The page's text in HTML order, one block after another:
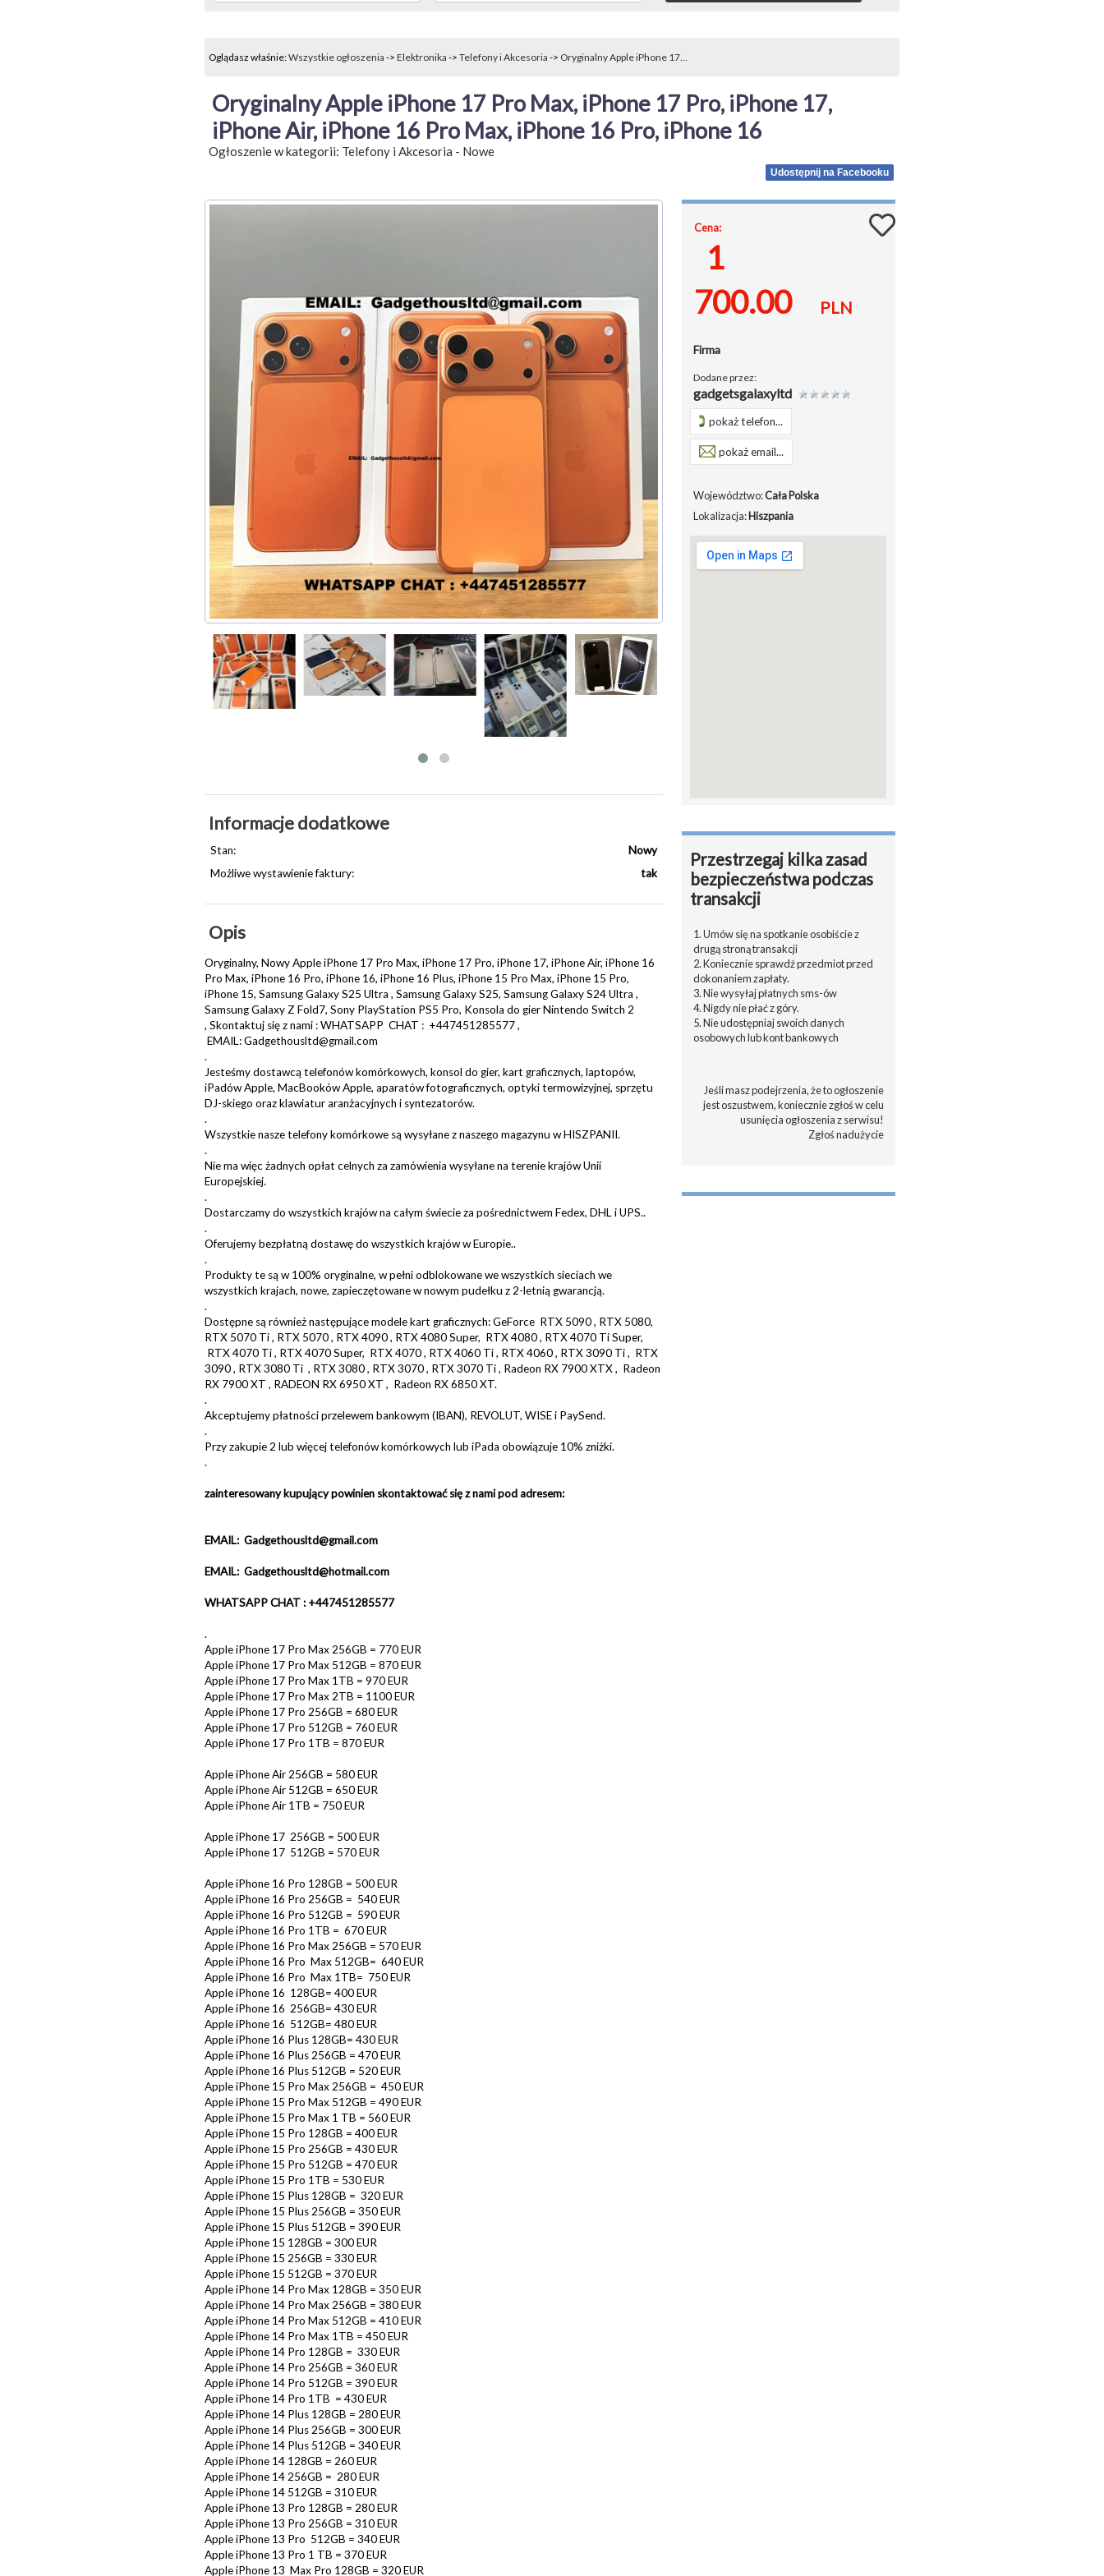
Oglądasz właśnie:Wszystkie ogłoszenia -> Elektronika -> Telefony i Akcesoria -> Oryginalny Apple iPhone 17...
Oryginalny Apple iPhone 17 Pro Max, iPhone 17 Pro, iPhone 17,
iPhone Air, iPhone 16 Pro Max, iPhone 16 Pro, iPhone 16
Ogłoszenie w kategorii: Telefony i Akcesoria - Nowe
Udostępnij na Facebooku
Informacje dodatkowe
Stan:
Nowy
Możliwe wystawienie faktury:
tak
Opis
Oryginalny, Nowy Apple iPhone 17 Pro Max, iPhone 17 Pro, iPhone 17, iPhone Air, iPhone 16
Pro Max, iPhone 16 Pro, iPhone 16, iPhone 16 Plus, iPhone 15 Pro Max, iPhone 15 Pro,
iPhone 15, Samsung Galaxy S25 Ultra , Samsung Galaxy S25, Samsung Galaxy S24 Ultra ,
Samsung Galaxy Z Fold7, Sony PlayStation PS5 Pro, Konsola do gier Nintendo Switch 2
, Skontaktuj się z nami : WHATSAPP CHAT : +447451285577 ,
EMAIL: Gadgethousltd@gmail.com
.
Jesteśmy dostawcą telefonów komórkowych, konsol do gier, kart graficznych, laptopów,
iPadów Apple, MacBooków Apple, aparatów fotograficznych, optyki termowizyjnej, sprzętu
DJ-skiego oraz klawiatur aranżacyjnych i syntezatorów.
.
Wszystkie nasze telefony komórkowe są wysyłane z naszego magazynu w HISZPANII.
.
Nie ma więc żadnych opłat celnych za zamówienia wysyłane na terenie krajów Unii
Europejskiej.
.
Dostarczamy do wszystkich krajów na całym świecie za pośrednictwem Fedex, DHL i UPS..
.
Oferujemy bezpłatną dostawę do wszystkich krajów w Europie..
.
Produkty te są w 100% oryginalne, w pełni odblokowane we wszystkich sieciach we
wszystkich krajach, nowe, zapieczętowane w nowym pudełku z 2-letnią gwarancją.
.
Dostępne są również następujące modele kart graficznych: GeForce RTX 5090 , RTX 5080,
RTX 5070 Ti , RTX 5070 , RTX 4090 , RTX 4080 Super, RTX 4080 , RTX 4070 Ti Super,
RTX 4070 Ti , RTX 4070 Super, RTX 4070 , RTX 4060 Ti , RTX 4060 , RTX 3090 Ti , RTX
3090 , RTX 3080 Ti , RTX 3080 , RTX 3070 , RTX 3070 Ti , Radeon RX 7900 XTX , Radeon
RX 7900 XT , RADEON RX 6950 XT , Radeon RX 6850 XT.
.
Akceptujemy płatności przelewem bankowym (IBAN), REVOLUT, WISE i PaySend.
.
Przy zakupie 2 lub więcej telefonów komórkowych lub iPada obowiązuje 10% zniżki.
.
zainteresowany kupujący powinien skontaktować się z nami pod adresem:
EMAIL: Gadgethousltd@gmail.com
EMAIL: Gadgethousltd@hotmail.com
WHATSAPP CHAT : +447451285577
.
Apple iPhone 17 Pro Max 256GB = 770 EUR
Apple iPhone 17 Pro Max 512GB = 870 EUR
Apple iPhone 17 Pro Max 1TB = 970 EUR
Apple iPhone 17 Pro Max 2TB = 1100 EUR
Apple iPhone 17 Pro 256GB = 680 EUR
Apple iPhone 17 Pro 512GB = 760 EUR
Apple iPhone 17 Pro 1TB = 870 EUR
Apple iPhone Air 256GB = 580 EUR
Apple iPhone Air 512GB = 650 EUR
Apple iPhone Air 1TB = 750 EUR
Apple iPhone 17 256GB = 500 EUR
Apple iPhone 17 512GB = 570 EUR
Apple iPhone 16 Pro 128GB = 500 EUR
Apple iPhone 16 Pro 256GB = 540 EUR
Apple iPhone 16 Pro 512GB = 590 EUR
Apple iPhone 16 Pro 1TB = 670 EUR
Apple iPhone 16 Pro Max 256GB = 570 EUR
Apple iPhone 16 Pro Max 512GB= 640 EUR
Apple iPhone 16 Pro Max 1TB= 750 EUR
Apple iPhone 16 128GB= 400 EUR
Apple iPhone 16 256GB= 430 EUR
Apple iPhone 16 512GB= 480 EUR
Apple iPhone 16 Plus 128GB= 430 EUR
Apple iPhone 16 Plus 256GB = 470 EUR
Apple iPhone 16 Plus 512GB = 520 EUR
Apple iPhone 15 Pro Max 256GB = 450 EUR
Apple iPhone 15 Pro Max 512GB = 490 EUR
Apple iPhone 15 Pro Max 1 TB = 560 EUR
Apple iPhone 15 Pro 128GB = 400 EUR
Apple iPhone 15 Pro 256GB = 430 EUR
Apple iPhone 15 Pro 512GB = 470 EUR
Apple iPhone 15 Pro 1TB = 530 EUR
Apple iPhone 15 Plus 128GB = 320 EUR
Apple iPhone 15 Plus 256GB = 350 EUR
Apple iPhone 15 Plus 512GB = 390 EUR
Apple iPhone 15 128GB = 300 EUR
Apple iPhone 15 256GB = 330 EUR
Apple iPhone 15 512GB = 370 EUR
Apple iPhone 14 Pro Max 128GB = 350 EUR
Apple iPhone 14 Pro Max 256GB = 380 EUR
Apple iPhone 14 Pro Max 512GB = 410 EUR
Apple iPhone 14 Pro Max 1TB = 450 EUR
Apple iPhone 14 Pro 128GB = 330 EUR
Apple iPhone 14 Pro 256GB = 360 EUR
Apple iPhone 14 Pro 512GB = 390 EUR
Apple iPhone 14 Pro 1TB = 430 EUR
Apple iPhone 14 Plus 128GB = 280 EUR
Apple iPhone 14 Plus 256GB = 300 EUR
Apple iPhone 14 Plus 512GB = 340 EUR
Apple iPhone 14 128GB = 260 EUR
Apple iPhone 14 256GB = 280 EUR
Apple iPhone 14 512GB = 310 EUR
Apple iPhone 13 Pro 128GB = 280 EUR
Apple iPhone 13 Pro 256GB = 310 EUR
Apple iPhone 13 Pro 512GB = 340 EUR
Apple iPhone 13 Pro 1 TB = 370 EUR
Apple iPhone 13 Max Pro 128GB = 320 EUR
Cena:
1
700.00
PLN
Firma
Dodane przez:
gadgetsgalaxyltd
pokaż telefon...
pokaż email...
Województwo:Cała Polska
Lokalizacja:Hiszpania
Przestrzegaj kilka zasad
bezpieczeństwa podczas
transakcji
1. Umów się na spotkanie osobiście z
drugą stroną transakcji
2. Koniecznie sprawdź przedmiot przed
dokonaniem zapłaty.
3. Nie wysyłaj płatnych sms-ów
4. Nigdy nie płać z góry.
5. Nie udostępniaj swoich danych
osobowych lub kont bankowych
Jeśli masz podejrzenia, że to ogłoszenie
jest oszustwem, koniecznie zgłoś w celu
usunięcia ogłoszenia z serwisu!
Zgłoś nadużycie